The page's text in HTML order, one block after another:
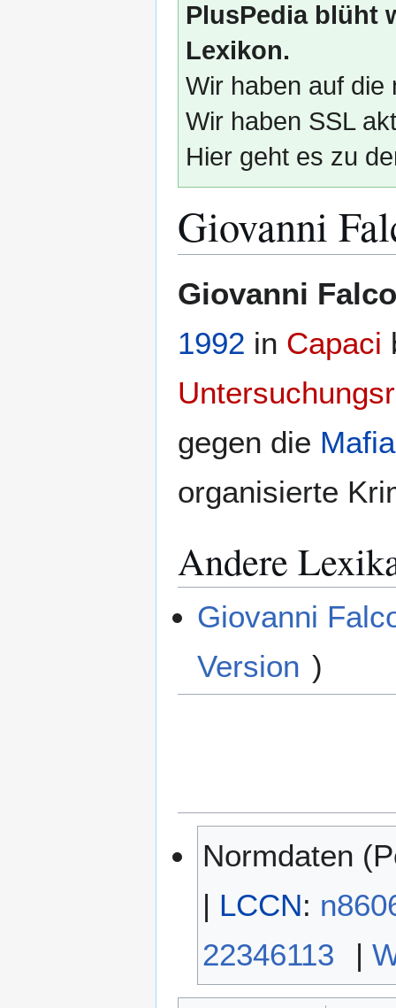
PlusPedia blüht
Lexikon.
Wir haben auf die
Wir haben SSL
Hier geht es zu
Giovanni
Navigation
Suche
Giovanni
1992 in Capaci
gegen die Mafia
organisierte
Andere
Giovanni
Version )
Normdaten
| LCCN:
22346113
|